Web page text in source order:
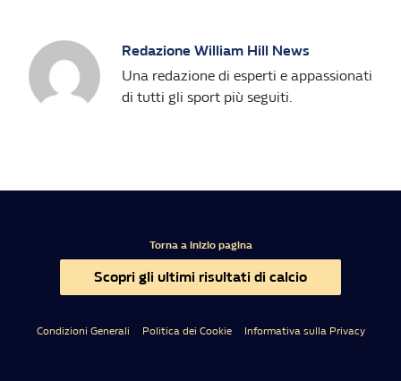
Redazione William Hill News
Una redazione di esperti e appassionati
di tutti gli sport più seguiti.
Torna a inizio pagina
Scopri gli ultimi risultati di calcio
Condizioni Generali Politica dei Cookie Informativa sulla Privacy